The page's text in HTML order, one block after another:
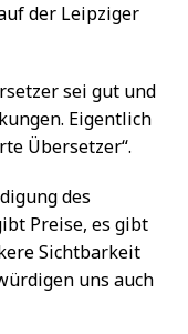
der Leipziger
sei gut und
Eigentlich
Übersetzer“.
des
Preise, es gibt
Sichtbarkeit
uns auch